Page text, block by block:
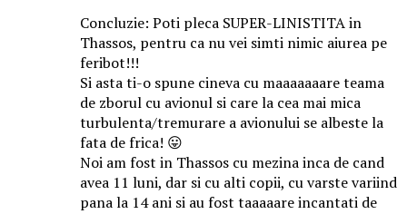
Concluzie: Poti pleca SUPER-LINISTITA in
Thassos, pentru ca nu vei simti nimic aiurea pe
feribot!!!
Si asta ti-o spune cineva cu maaaaaaare teama
de zborul cu avionul si care la cea mai mica
turbulenta/tremurare a avionului se albeste la
fata de frica! 😛
Noi am fost in Thassos cu mezina inca de cand
avea 11 luni, dar si cu alti copii, cu varste variind
pana la 14 ani si au fost taaaaare incantati de